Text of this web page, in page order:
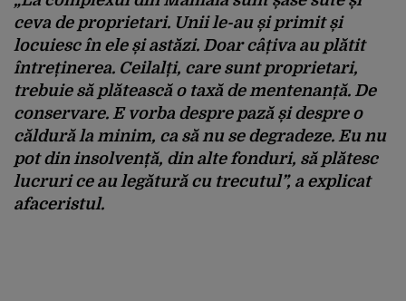
ceva de proprietari. Uniile-au și primit și
locuiesc în ele și astăzi. Doar câțiva au plătit
întreținerea. Ceilalți, care sunt proprietari,
trebuie să plăteascăo taxăde mentenanță. De
conservare. E vorba despre pază și despreo
căldurăla minim, ca sănu se degradeze. Eu nu
pot din insolvență, din alte fonduri, să plătesc
lucruri ceau legăturăcu trecutul”, a explicat
afaceristul.